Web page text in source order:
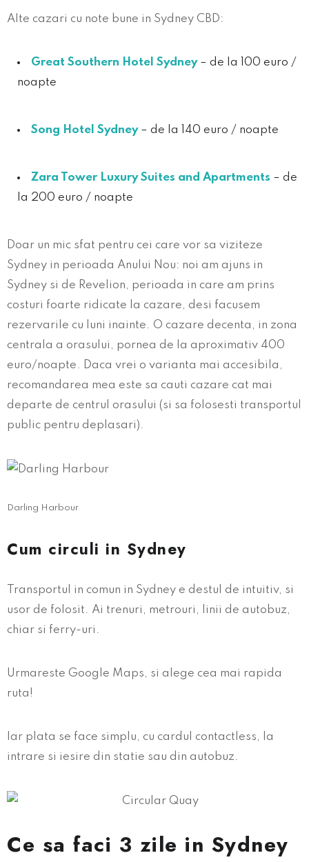
Alte cazari cu note bune in Sydney CBD:
Great Southern Hotel Sydney– de la 100 euro /
noapte
Song Hotel Sydney – de la 140 euro / noapte
Zara Tower Luxury Suites and Apartments – de
la 200 euro / noapte
Doar un mic sfat pentru cei care vor sa viziteze
Sydney in perioada Anului Nou: noi am ajuns in
Sydney si de Revelion, perioada in care am prins
costuri foarte ridicate la cazare, desi facusem
rezervarile cu luni inainte. O cazare decenta, in zona
centrala a orasului, pornea de la aproximativ 400
euro/noapte. Daca vrei o varianta mai accesibila,
recomandarea mea este sa cauti cazare cat mai
departe de centrul orasului (si sa folosesti transportul
public pentru deplasari).
Darling Harbour
Cum circuli in Sydney
Transportul in comun in Sydney e destul de intuitiv, si
usor de folosit. Ai trenuri, metrouri, linii de autobuz,
chiar si ferry-uri.
Urmareste Google Maps, si alege cea mai rapida
ruta!
Iar plata se face simplu, cu cardul contactless, la
intrare si iesire din statie sau din autobuz.
Ce sa faci 3 zile in Sydney